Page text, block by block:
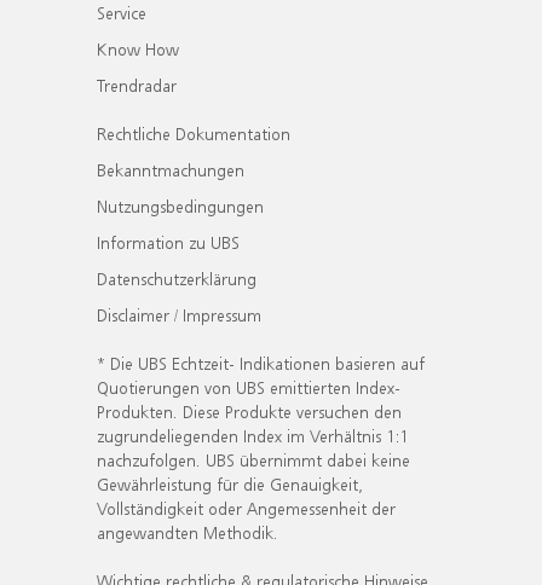
Service
Know How
Trendradar
Rechtliche Dokumentation
Bekanntmachungen
Nutzungsbedingungen
Information zu UBS
Datenschutzerklärung
Disclaimer / Impressum
* Die UBS Echtzeit- Indikationen basieren auf
Quotierungen von UBS emittierten Index-
Produkten. Diese Produkte versuchen den
zugrundeliegenden Index im Verhältnis 1:1
nachzufolgen. UBS übernimmt dabei keine
Gewährleistung für die Genauigkeit,
Vollständigkeit oder Angemessenheit der
angewandten Methodik.